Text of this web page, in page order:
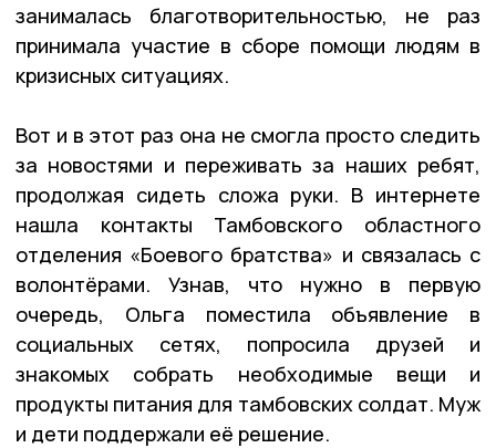
занималась благотворительностью, не раз
принимала участие в сборе помощи людям в
кризисных ситуациях.
Вот и в этот раз она не смогла просто следить
за новостями и переживать за наших ребят,
продолжая сидеть сложа руки. В интернете
нашла контакты Тамбовского областного
отделения «Боевого братства» и связалась с
волонтёрами. Узнав, что нужно в первую
очередь, Ольга поместила объявление в
социальных сетях, попросила друзей и
знакомых собрать необходимые вещи и
продукты питания для тамбовских солдат. Муж
и дети поддержали её решение.